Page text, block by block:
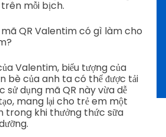
trên mỗi bịch.
QR Valentim có gì làm cho
Valentim, biểu tượng của
bè của anh ta có thể được tải
sử dụng mã QR này vừa dễ
mang lại cho trẻ em một
trong khi thưởng thức sữa